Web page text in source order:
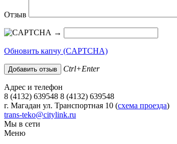
Отзыв
→
Обновить капчу (CAPTCHA)
Ctrl+Enter
Адрес и телефон
8 (4132) 639548 8 (4132) 639548
г. Магадан ул. Транспортная 10 (схема проезда)
trans-teko@citylink.ru
Мы в сети
Меню